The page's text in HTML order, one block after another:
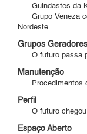
Guindastes da
Grupo Veneza
Nordeste
Grupos Geradores
O futuro passa
Manutenção
Procedimentos
Perfil
O futuro chegou
Espaço Aberto